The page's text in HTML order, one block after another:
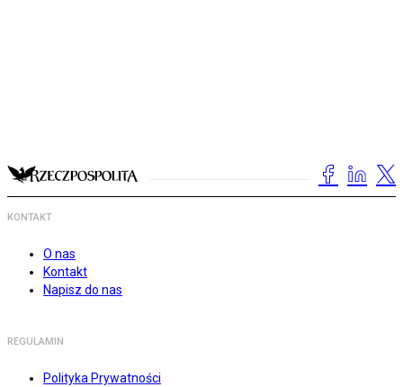
KONTAKT
O nas
Kontakt
Napisz do nas
REGULAMIN
Polityka Prywatności